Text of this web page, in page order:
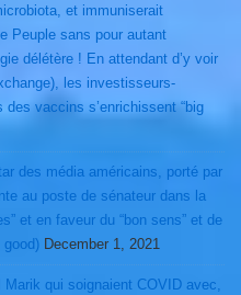
et immuniserait
Peuple sans pour autant
délétère ! En attendant d’y voir
les investisseurs-
vaccins s’enrichissent “big
des média américains, porté par
au poste de sénateur dans la
et en faveur du “bon sens” et de
good) December 1, 2021
Marik qui soignaient COVID avec,